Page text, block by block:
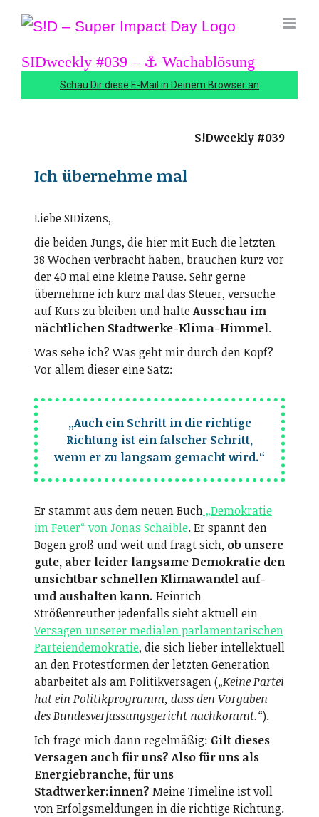
Zum
Inhalt
springen
SIDweekly #039 – ⚓️ Wachablösung
Schau Dir diese E-Mail in Deinem Browser an
S!Dweekly #039
Ich übernehme mal
Liebe SIDizens,
die beiden Jungs, die hier mit Euch die letzten
38 Wochen verbracht haben, brauchen kurz vor
der 40 mal eine kleine Pause. Sehr gerne
übernehme ich kurz mal das Steuer, versuche
auf Kurs zu bleiben und halteAusschau im
nächtlichen Stadtwerke-Klima-Himmel.
Was sehe ich? Was geht mir durch den Kopf?
Vor allem dieser eine Satz:
„Auch ein Schritt in die richtige
Richtung ist ein falscher Schritt,
wenn er zu langsam gemacht wird.“
Er stammt aus dem neuen Buch „Demokratie
im Feuer“ von Jonas Schaible. Er spannt den
Bogen groß und weit und fragt sich, ob unsere
gute, aber leider langsame Demokratie den
unsichtbar schnellen Klimawandel auf-
und aushalten kann. Heinrich
Strößenreuther jedenfalls sieht aktuell ein
Versagen unserer medialen parlamentarischen
Parteiendemokratie, die sich lieber intellektuell
an den Protestformen der letzten Generation
abarbeitet als am Politikversagen („Keine Partei
hat ein Politikprogramm, dass den Vorgaben
des Bundesverfassungsgericht nachkommt.“).
Ich frage mich dann regelmäßig: Gilt dieses
Versagen auch für uns? Also für uns als
Energiebranche, für uns
Stadtwerker:innen? Meine Timeline ist voll
von Erfolgsmeldungen in die richtige Richtung.